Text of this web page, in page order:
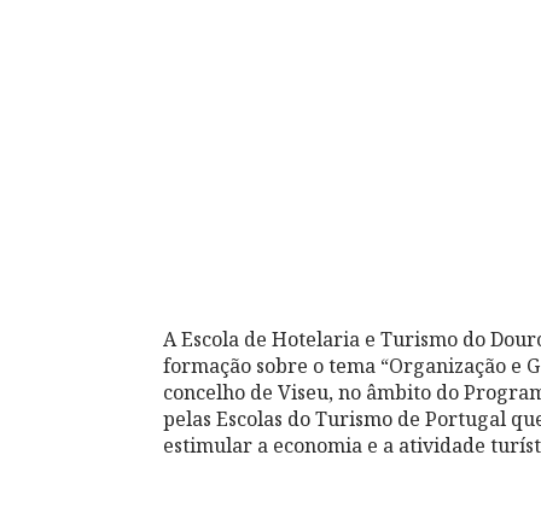
A Escola de Hotelaria e Turismo do
formação sobre o tema “Organização e
concelho de Viseu, no âmbito do
pelas Escolas do Turismo de Portugal
estimular a economia e a atividade